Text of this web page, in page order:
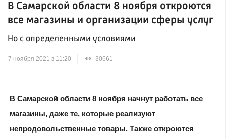
В Самарской области 8 ноября откроются
все магазины и организации сферы услуг
Но с определенными условиями
7 ноября 2021 в 11:20 30661
В Самарской области 8 ноября начнут работать все
магазины, даже те, которые реализуют
непродовольственные товары. Также откроются